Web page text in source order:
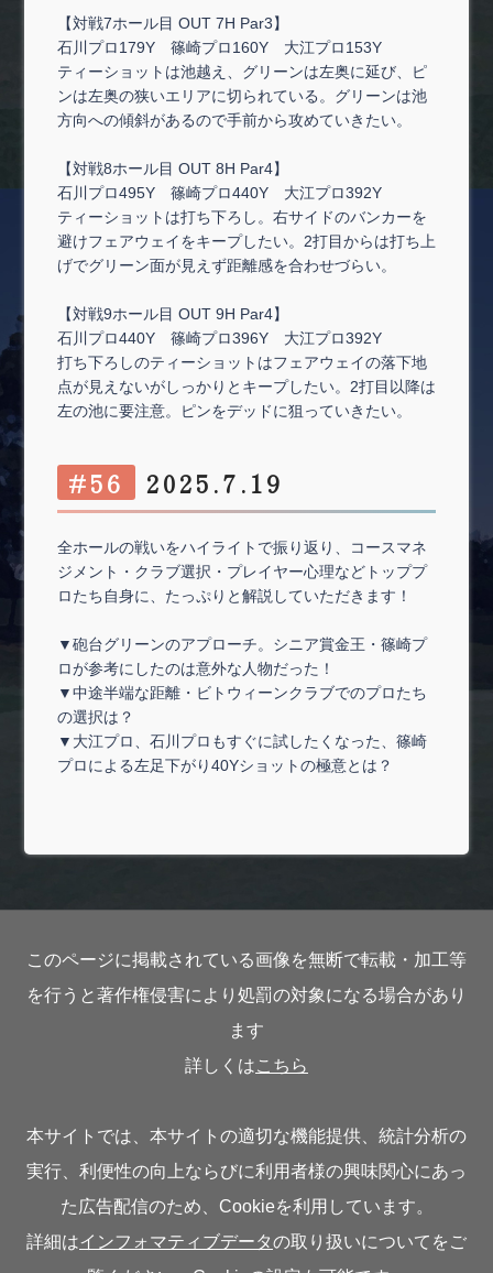
【対戦7ホール目 OUT 7H Par3】
石川プロ179Y 篠崎プロ160Y 大江プロ153Y
ティーショットは池越え、グリーンは左奥に延び、ピ
ンは左奥の狭いエリアに切られている。グリーンは池
方向への傾斜があるので手前から攻めていきたい。
【対戦8ホール目 OUT 8H Par4】
石川プロ495Y 篠崎プロ440Y 大江プロ392Y
ティーショットは打ち下ろし。右サイドのバンカーを
避けフェアウェイをキープしたい。2打目からは打ち上
げでグリーン面が見えず距離感を合わせづらい。
【対戦9ホール目 OUT 9H Par4】
石川プロ440Y 篠崎プロ396Y 大江プロ392Y
打ち下ろしのティーショットはフェアウェイの落下地
点が見えないがしっかりとキープしたい。2打目以降は
左の池に要注意。ピンをデッドに狙っていきたい。
#56 2025.7.19
全ホールの戦いをハイライトで振り返り、コースマネ
ジメント・クラブ選択・プレイヤー心理などトッププ
ロたち自身に、たっぷりと解説していただきます！
▼砲台グリーンのアプローチ。シニア賞金王・篠崎プ
ロが参考にしたのは意外な人物だった！
▼中途半端な距離・ビトウィーンクラブでのプロたち
の選択は？
▼大江プロ、石川プロもすぐに試したくなった、篠崎
プロによる左足下がり40Yショットの極意とは？
このページに掲載されている画像を無断で転載・加工等
を行うと著作権侵害により処罰の対象になる場合があり
ます
詳しくはこちら
本サイトでは、本サイトの適切な機能提供、統計分析の
実行、利便性の向上ならびに利用者様の興味関心にあっ
た広告配信のため、Cookieを利用しています。
詳細はインフォマティブデータの取り扱いについてをご